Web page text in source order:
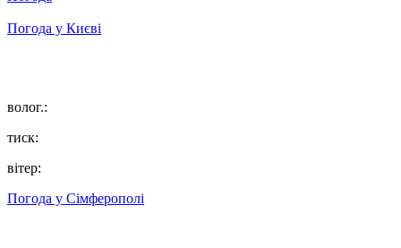
Погода у Києві
волог.:
тиск:
вітер:
Погода у Сімферополі